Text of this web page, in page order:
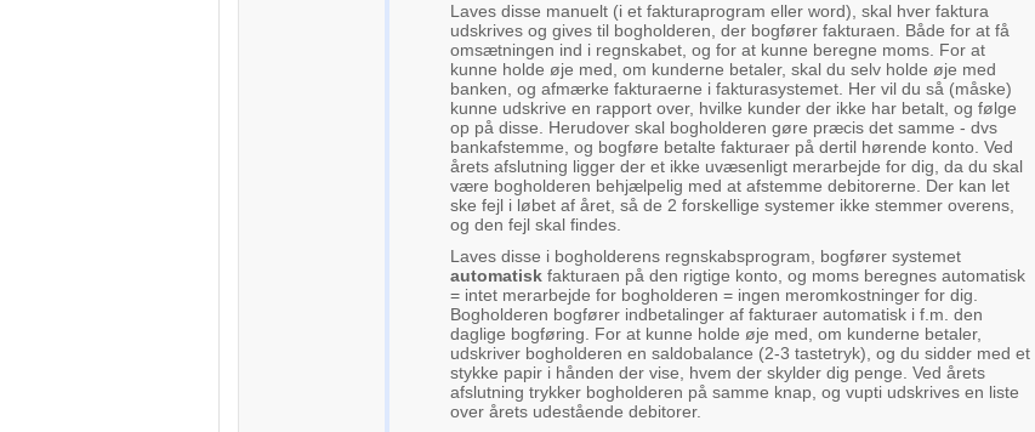
Laves disse manuelt (i et fakturaprogram eller word), skal hver faktura
udskrives og gives til bogholderen, der bogfører fakturaen. Både for at få
omsætningen ind i regnskabet, og for at kunne beregne moms. For at
kunne holde øje med, om kunderne betaler, skal du selv holde øje med
banken, og afmærke fakturaerne i fakturasystemet. Her vil du så (måske)
kunne udskrive en rapport over, hvilke kunder der ikke har betalt, og følge
op på disse. Herudover skal bogholderen gøre præcis det samme - dvs
bankafstemme, og bogføre betalte fakturaer på dertil hørende konto. Ved
årets afslutning ligger der et ikke uvæsenligt merarbejde for dig, da du skal
være bogholderen behjælpelig med at afstemme debitorerne. Der kan let
ske fejl i løbet af året, så de 2 forskellige systemer ikke stemmer overens,
og den fejl skal findes.
Laves disse i bogholderens regnskabsprogram, bogfører systemet
automatiskfakturaen på den rigtige konto, og moms beregnes automatisk
= intet merarbejde for bogholderen = ingen meromkostninger for dig.
Bogholderen bogfører indbetalinger af fakturaer automatisk i f.m. den
daglige bogføring. For at kunne holde øje med, om kunderne betaler,
udskriver bogholderen en saldobalance (2-3 tastetryk), og du sidder med et
stykke papir i hånden der vise, hvem der skylder dig penge. Ved årets
afslutning trykker bogholderen på samme knap, og vupti udskrives en liste
over årets udestående debitorer.